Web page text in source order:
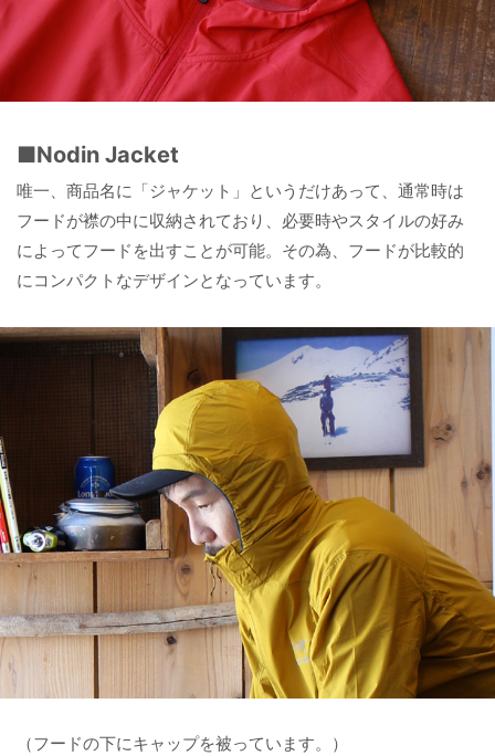
■Nodin Jacket
唯一、商品名に「ジャケット」というだけあって、通常時は
フードが襟の中に収納されており、必要時やスタイルの好み
によってフードを出すことが可能。その為、フードが比較的
にコンパクトなデザインとなっています。
（フードの下にキャップを被っています。）